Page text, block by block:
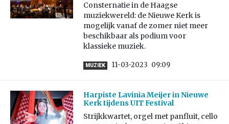
Consternatie in de Haagse
muziekwereld: de Nieuwe Kerk is
mogelijk vanaf de zomer niet meer
beschikbaar als podium voor
klassieke muziek.
MUZIEK 11-03-2023 09:09
Harpiste Lavinia Meijer in Nieuwe
Kerk tijdens UIT Festival
Strijkkwartet, orgel met panfluit, cello